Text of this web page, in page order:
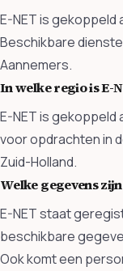
E-NET is gekoppeld
Beschikbare
Aannemers.
In welke regio is E-
E-NET is gekoppeld
voor opdrachten in
Zuid-Holland.
Welke gegevens
E-NET staat
beschikbare
Ook komt een